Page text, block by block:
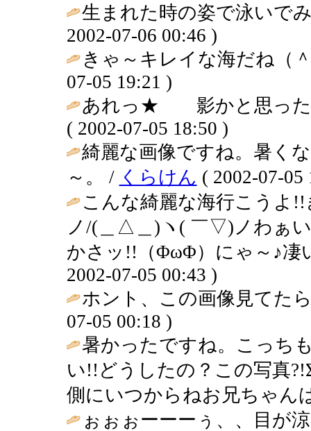
生まれた時の姿で泳いで
2002-07-06 00:46 )
きゃ～キレイな海だね
07-05 19:21 )
あれっ★ 影かと思っ
( 2002-07-05 18:50 )
綺麗な画像ですね。暑く
～。 / くらけん ( 2002-07-05
こんな綺麗な海行こうよ
ノ/(＿△＿)ヽ( ￣▽)ノわぁ
かさッ!!（ΦωΦ）にゃ～♪凄
2002-07-05 00:43 )
ホント、この画像見てた
07-05 00:18 )
暑かったですね。こっち
い!!どうしたの？この写真
側にいつからねお兄ちゃん
ぉぉぉーーーぅ、、目が